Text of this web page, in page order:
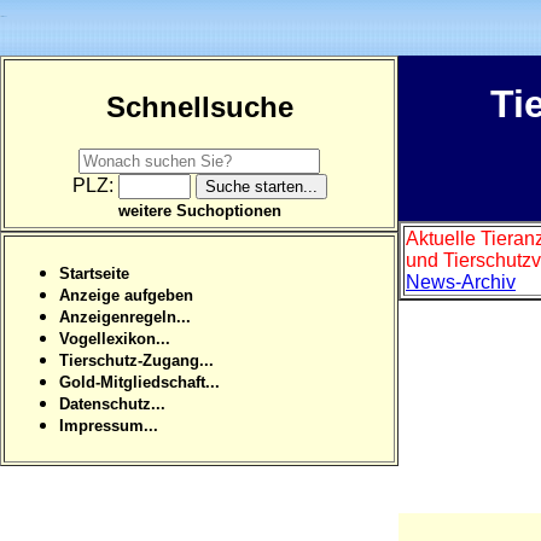
Schnellsuche
PLZ:
weitere Suchoptionen
Startseite
Anzeige aufgeben
Anzeigenregeln...
Vogellexikon...
Tierschutz-Zugang...
Gold-Mitgliedschaft...
Datenschutz...
Impressum...
Aktuelle
und
News-Archiv